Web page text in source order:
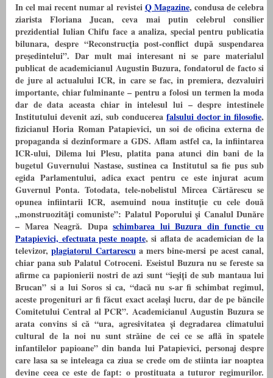
In cel mai recent numar al revisteiQ Magazine, condusa de celebra
ziarista Floriana Jucan, ceva mai putin celebrul consilier
prezidential Iulian Chifu face a analiza, special pentru publicatia
bilunara, despre “Reconstrucţia post-conflict după suspendarea
preşedintelui”. Dar mult mai interesant ni se pare materialul
publicat de academicianul Augustin Buzura, fondatorul de facto si
de jure al actualului ICR, in care se fac, in premiera, dezvaluiri
importante, chiar fulminante – pentru a folosi un termen la moda
dar de data aceasta chiar in intelesul lui – despre intestinele
Institutului devenit azi, sub conducerea falsului doctor in filosofie,
fizicianul Horia Roman Patapievici, un soi de oficina externa de
propaganda si dezinformare a GDS. Aflam astfel ca, la infiintarea
ICR-ului, Dilema lui Plesu, platita pana atunci din bani de la
bugetul Guvernului Nastase, sustinea ca Institutul sa fie pus sub
egida Parlamentului, adica exact pentru ce este injurat acum
Guvernul Ponta. Totodata, tele-nobelistul Mircea Cărtărescu se
opunea infiintarii ICR, asemuind noua instituție cu cele două
„monstruozități comuniste”: Palatul Poporului și Canalul Dunăre
– Marea Neagră. Dupaschimbarea lui Buzura din functie cu
Patapievici, efectuata peste noapte, si aflata de academician de la
televizor,plagiatorul Cartarescua mers bine-mersi pe acest canal,
chiar pana sub Palatul Cotroceni. Eseistul Buzura nu se fereste sa
afirme ca papionierii nostri de azi sunt “ieșiți de sub mantaua lui
Brucan” si a lui Soros si ca, “dacă nu s-ar fi schimbat regimul,
aceste progenituri ar fi făcut exact același lucru, dar de pe băncile
Comitetului Central al PCR”. Academicianul Augustin Buzura se
arata convins si că “ura, agresivitatea și degradarea climatului
cultural de la noi nu sunt străine de cei ce se află în spatele
infantilelor papioane” din banda lui Patapievici, personaj despre
care lasa sa se inteleaga ca ziua se crede om de stiinta iar noaptea
devine ceea ce este de fapt: o prostituata a tuturor regimurilor.